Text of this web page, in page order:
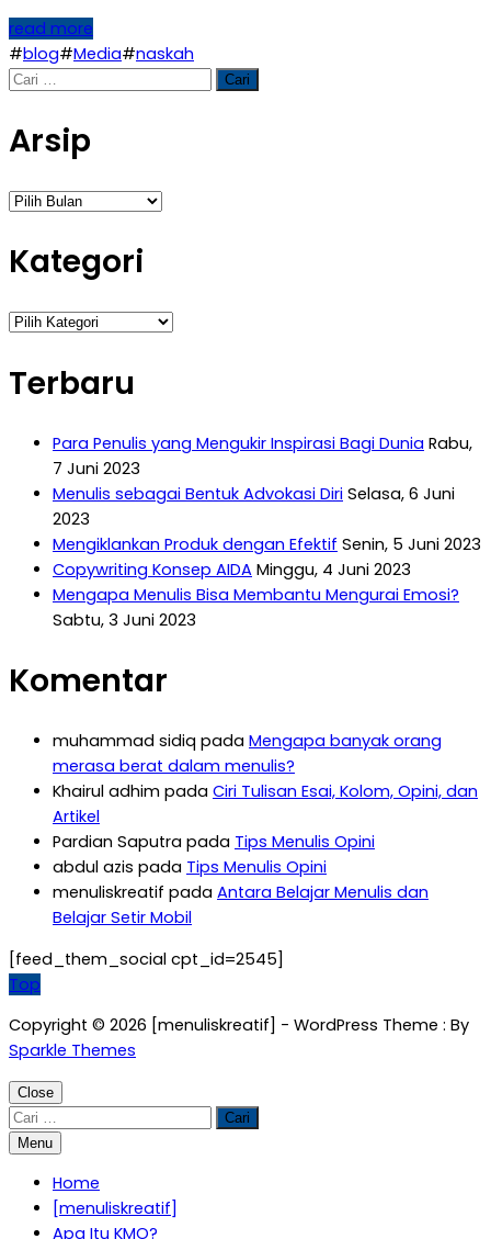
read more
#blog#Media#naskah
Cari
Arsip
Arsip
Kategori
Kategori
Terbaru
Para Penulis yang Mengukir Inspirasi Bagi Dunia Rabu,
7 Juni 2023
Menulis sebagai Bentuk Advokasi Diri Selasa, 6 Juni
2023
Mengiklankan Produk dengan Efektif Senin, 5 Juni 2023
Copywriting Konsep AIDA Minggu, 4 Juni 2023
Mengapa Menulis Bisa Membantu Mengurai Emosi?
Sabtu, 3 Juni 2023
Komentar
muhammad sidiq pada Mengapa banyak orang
merasa berat dalam menulis?
Khairul adhim pada Ciri Tulisan Esai, Kolom, Opini, dan
Artikel
Pardian Saputra pada Tips Menulis Opini
abdul azis pada Tips Menulis Opini
menuliskreatif pada Antara Belajar Menulis dan
Belajar Setir Mobil
[feed_them_social cpt_id=2545]
Top
Copyright © 2026 [menuliskreatif] - WordPress Theme : By
Sparkle Themes
Close
Cari
untuk:
Menu
Home
[menuliskreatif]
Apa Itu KMO?